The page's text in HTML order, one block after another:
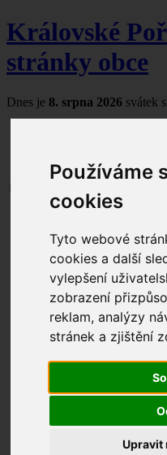
Používáme
cookies
Tyto webové
cookies a další
vylepšení
zobrazení
reklam, analýzy
stránek a zjištění
Upravit
Královské
stránky obce
Dnes je 8. srpna 2026 svátek
Úřední hodiny
Kontakty
Zastupitelstvo
Seznam
Dokumenty ke
Formuláře ke
Úřední deska
Povinné informace
Odpadové
Krizové situace
Památky a